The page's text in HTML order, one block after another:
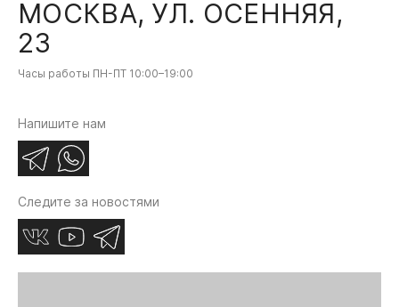
МОСКВА, УЛ. ОСЕННЯЯ,
23
Часы работы ПН-ПТ 10:00–19:00
Напишите нам
Следите за новостями